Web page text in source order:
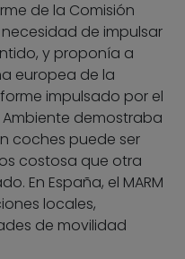
de la Comisión
de impulsar
y proponía a
europea de la
impulsado por el
demostraba
coches puede ser
costosa que otra
En España, el MARM
locales,
de movilidad